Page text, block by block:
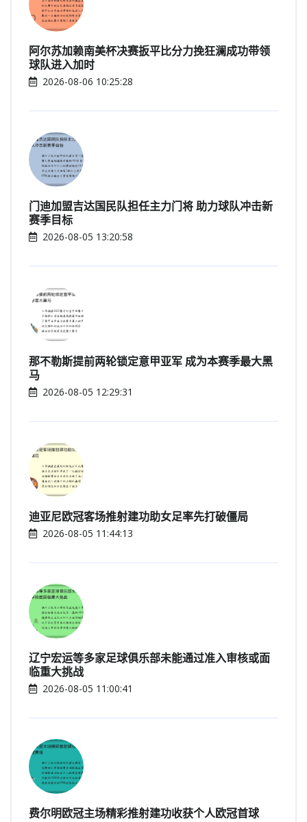
阿尔苏加赖南美杯决赛扳平比分力挽狂澜成功带领
球队进入加时
2026-08-06 10:25:28
门迪加盟吉达国民队担任主力门将 助力球队冲击新
赛季目标
2026-08-05 13:20:58
那不勒斯提前两轮锁定意甲亚军 成为本赛季最大黑
马
2026-08-05 12:29:31
迪亚尼欧冠客场推射建功助女足率先打破僵局
2026-08-05 11:44:13
辽宁宏运等多家足球俱乐部未能通过准入审核或面
临重大挑战
2026-08-05 11:00:41
费尔明欧冠主场精彩推射建功收获个人欧冠首球